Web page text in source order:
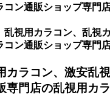
ン通販ショップ専門
乱視用カラコン、乱
ン通販ショップ専門
ラコン、激安乱
門店の乱視用カ